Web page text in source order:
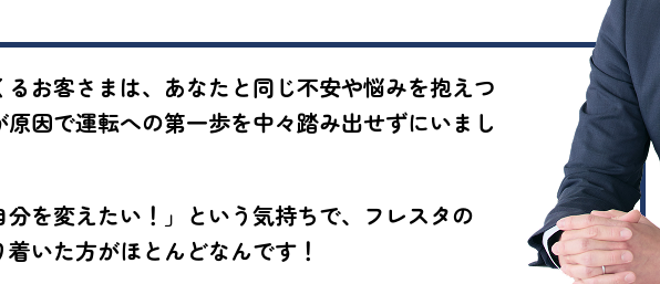
るお客さまは、あなたと同じ不安や悩みを抱えつ
因で運転への第一歩を中々踏み出せずにいまし
を変えたい！」という気持ちで、フレスタの
いた方がほとんどなんです！